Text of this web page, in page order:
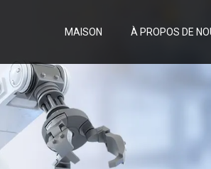
MAISON À PROPOS DE